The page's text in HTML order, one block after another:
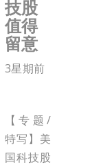
技股
值得
留意
3星期前
【专题/
特写】美
国科技股